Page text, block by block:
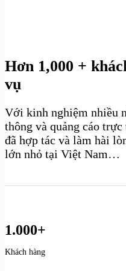
Hơn 1,000 +
vụ
Với kinh nghiệm nhiều
thông và quảng cáo
đã hợp tác và làm hài
lớn nhỏ tại Việt Nam…
1.000+
Khách hàng